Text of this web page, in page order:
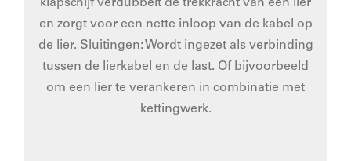
klapschijf verdubbelt de trekkracht van een lier
en zorgt voor een nette inloop van de kabel op
de lier. Sluitingen: Wordt ingezet als verbinding
tussen de lierkabel en de last. Of bijvoorbeeld
om een lier te verankeren in combinatie met
kettingwerk.